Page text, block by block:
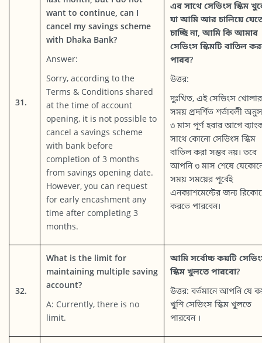
31.
want to continue, can I
cancel my savings scheme
with Dhaka Bank?
Answer:
Sorry, according to the
Terms & Conditions shared
at the time of account
opening, it is not possible to
cancel a savings scheme
with bank before
completion of 3 months
from savings opening date.
However, you can request
for early encashment any
time after completing 3
months.
এর সাথে সেভিংস স্কিম
যা আমি আর চালিয়ে
চাচ্ছি না, আমি কি আমার
সেভিংস স্কিমটি বাতিল
পারব?
উত্তর:
দুঃখিত, এই সেভিংস খোলার
সময় প্রদর্শিত শর্তাবলী
৩ মাস পূর্ণ হবার আগে
সাথে কোনো সেভিংস স্কিম
বাতিল করা সম্ভব নয়। তবে
আপনি ৩ মাস শেষে
সময় সময়ের পূর্বেই
এনক্যাশমেন্টের জন্য
করতে পারবেন।
32.
What is the limit for
maintaining multiple saving
account?
A: Currently, there is no
limit.
আমি সর্বোচ্চ কয়টি
স্কিম খুলতে পারবো?
উত্তর: বর্তমানে আপনি যে
খুশি সেভিংস স্কিম খুলতে
পারবেন ।